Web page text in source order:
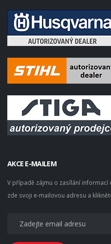
AKCE E-MAILEM
V případě zájmu o zasílání informací
zde svoji e-mailovou adresu a